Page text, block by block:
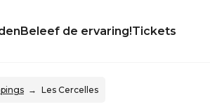
Beleef de ervaring!Tickets
Les Cercelles